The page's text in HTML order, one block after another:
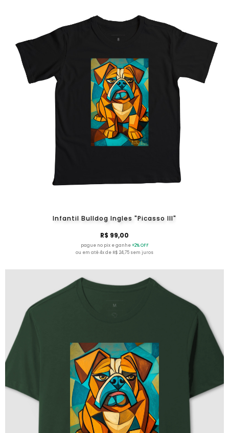
Infantil Bulldog Ingles "Picasso III"
R$ 99,00
pague no pix e ganhe+2% OFF
ou em até 4x de R$ 24,75 sem juros